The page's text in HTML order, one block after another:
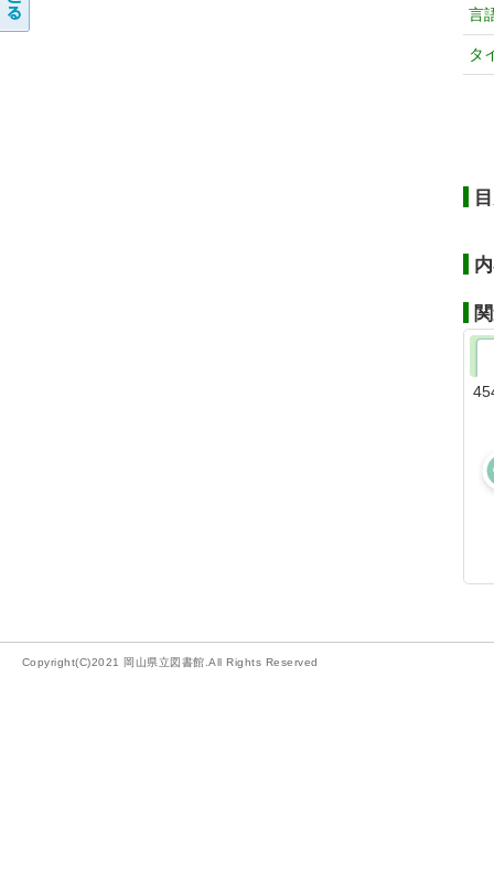
言
タ
Copyright(C)2021 岡山県立図書館.All Rights Reserved